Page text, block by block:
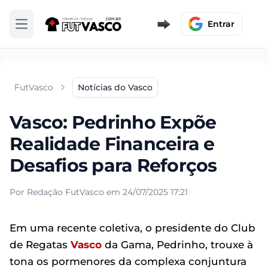
Abrir menu Entrar
FutVasco Notícias do Vasco
Vasco: Pedrinho Expõe
Realidade Financeira e
Desafios para Reforços
Por Redação FutVasco em 24/07/2025 17:21
Em uma recente coletiva, o presidente do Club
de Regatas Vasco da Gama, Pedrinho, trouxe à
tona os pormenores da complexa conjuntura